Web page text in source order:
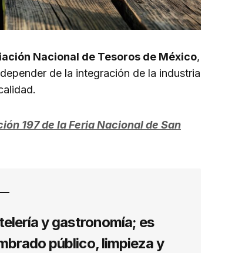
Nacional de Tesoros de México,
de la integración de la industria
197 de la Feria Nacional de San
y gastronomía; es
público, limpieza y